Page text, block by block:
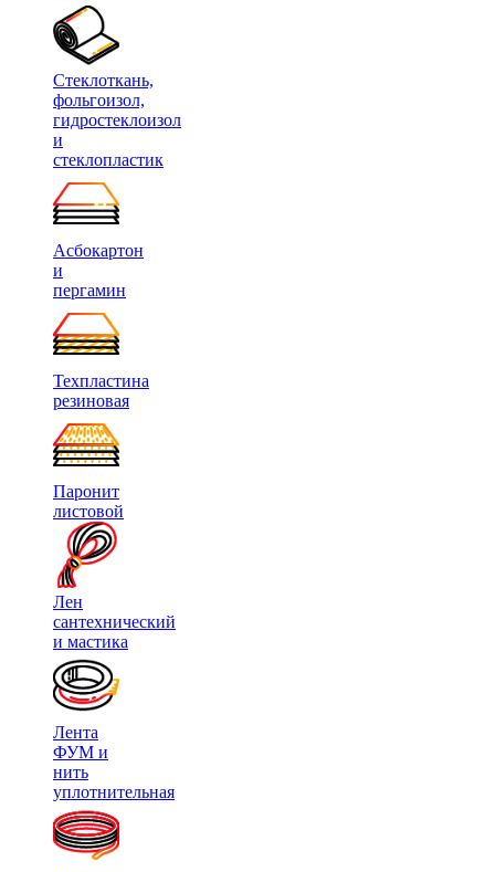
Стеклоткань,
фольгоизол,
гидростеклоизол
и
стеклопластик
Асбокартон
и
пергамин
Техпластина
резиновая
Паронит
листовой
Лен
сантехнический
и мастика
Лента
ФУМ и
нить
уплотнительная